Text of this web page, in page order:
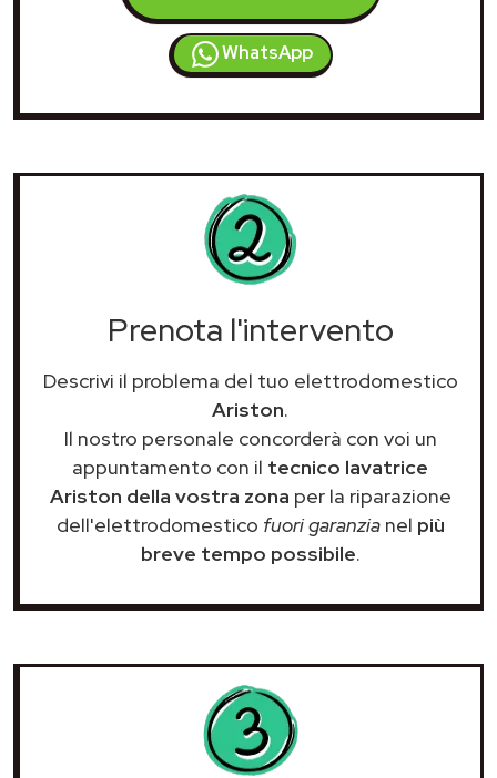
WhatsApp
Prenota l'intervento
Descrivi il problema del tuo elettrodomestico
Ariston.
Il nostro personale concorderà con voi un
appuntamento con il tecnico lavatrice
Ariston della vostra zona per la riparazione
dell'elettrodomestico fuori garanzianel più
breve tempo possibile.